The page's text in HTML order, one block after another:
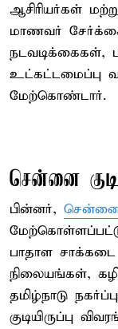
ஆசிரியர்கள்
மாணவர்
நடவடிக்கைகள்,
உட்கட்டமைப்பு
மேற்கொண்டார்.
சென்னை
பின்னர், சென்னை
பாதாள சாக்கடை
நிலையங்கள்,
தமிழ்நாடு
குடியிருப்பு